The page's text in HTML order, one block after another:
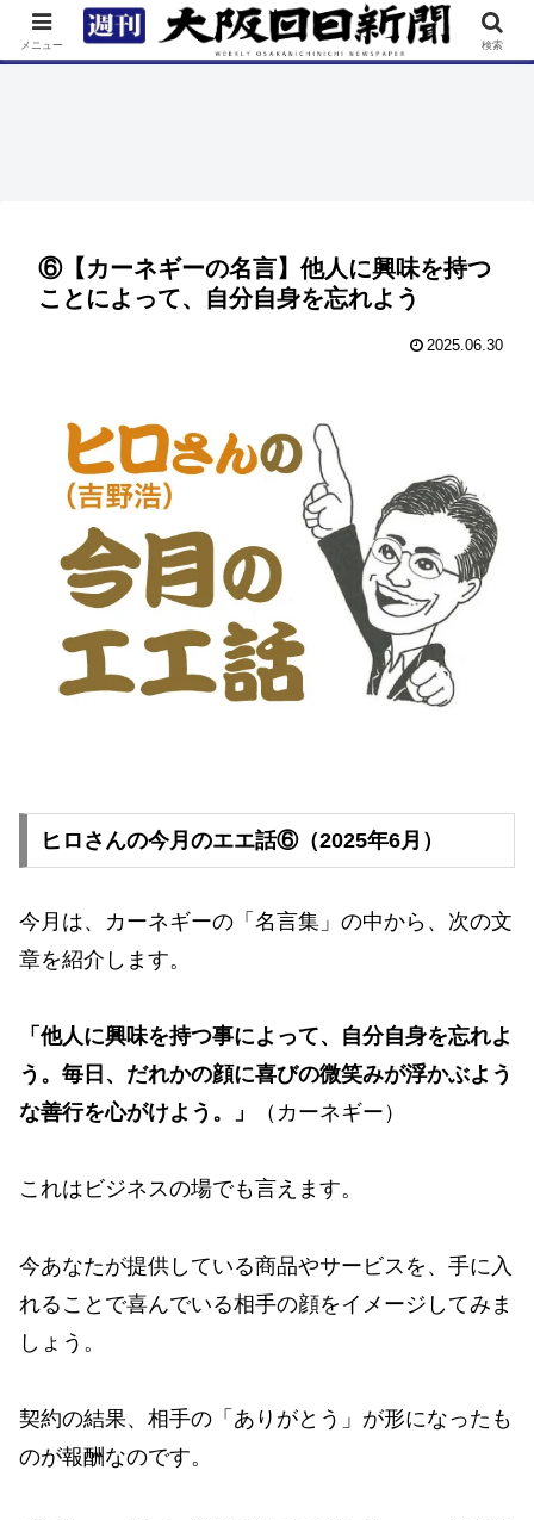
TOP 特集 ニュース 連載 街ネタ イベント
⑥【カーネギーの名言】他人に興味を持つ
ことによって、自分自身を忘れよう
2025.06.30
ヒロさんの今月のエエ話⑥（2025年6月）
今月は、カーネギーの「名言集」の中から、次の文
章を紹介します。
「他人に興味を持つ事によって、自分自身を忘れよ
う。毎日、だれかの顔に喜びの微笑みが浮かぶよう
な善行を心がけよう。」
（カーネギー）
これはビジネスの場でも言えます。
今あなたが提供している商品やサービスを、手に入
れることで喜んでいる相手の顔をイメージしてみま
しょう。
契約の結果、相手の「ありがとう」が形になったも
のが報酬なのです。
メニュー 検索